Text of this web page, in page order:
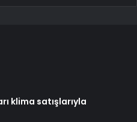
klima satışlarıyla